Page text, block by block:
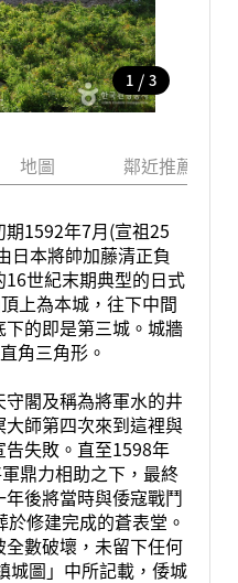
1 / 3
地圖 鄰近推薦景點
1592年7月(宣祖25
日本將帥加藤清正負
世紀末期典型的日式
上為本城，往下中間
的即是第三城。城牆
角三角形。
閣及稱為將軍水的井
師第四次來到這裡與
失敗。直至1598年
鼎力相助之下，最終
後將當時與倭寇戰鬥
修建完成的蒼表堂。
數破壞，未留下任何
城圖」中所記載，倭城